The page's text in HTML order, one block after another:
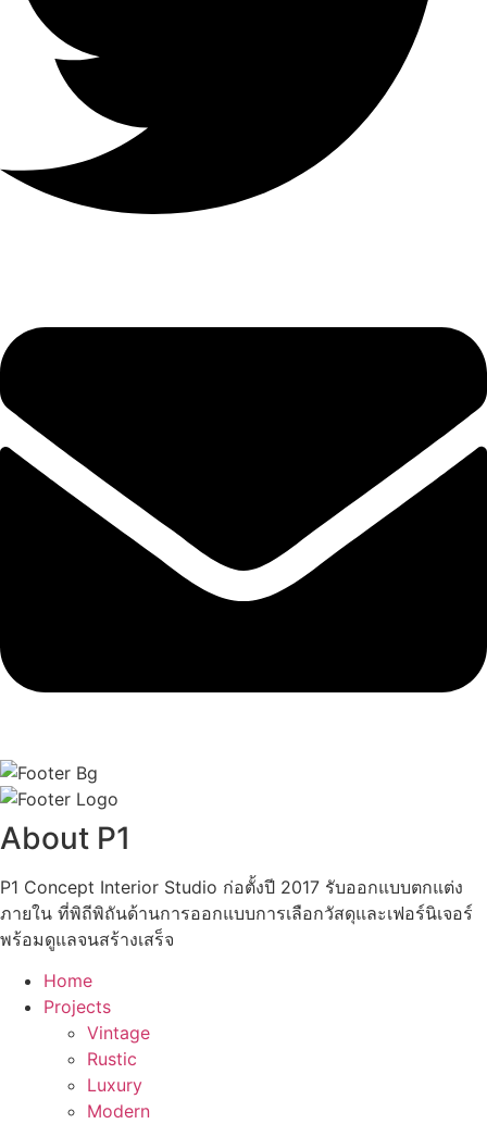
About P1
P1 Concept Interior Studio ก่อตั้งปี 2017 รับออกแบบตกแต่ง
ภายใน ที่พิถีพิถันด้านการออกแบบการเลือกวัสดุและเฟอร์นิเจอร์
พร้อมดูแลจนสร้างเสร็จ
Home
Projects
Vintage
Rustic
Luxury
Modern